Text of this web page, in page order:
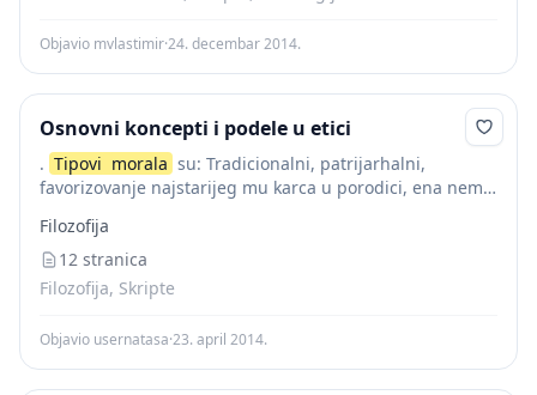
Objavio mvlastimir·24. decembar 2014.
Osnovni koncepti i podele u etici
. Tipovi morala su: Tradicionalni, patrijarhalni,
favorizovanje najstarijeg mu karca u porodici, ena nema
malim seoskim zajednicama. Imperativni, zapovjesti
koje...
Filozofija
12 stranica
Filozofija, Skripte
Objavio usernatasa·23. april 2014.